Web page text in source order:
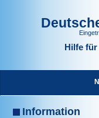
Hilfe für
Information